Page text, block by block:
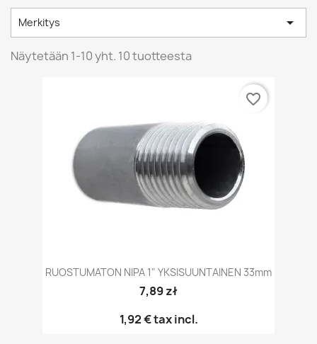
Merkitys 
Näytetään 1-10 yht. 10 tuotteesta
RUOSTUMATON NIPA 1" YKSISUUNTAINEN 33mm
7,89 zł
1,92 €tax incl.
favorite_border